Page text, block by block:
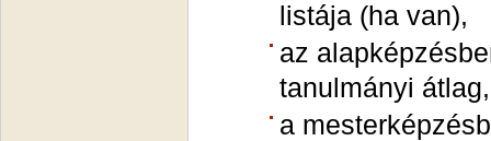
listája (ha van),
az
tanulmányi átlag,
a